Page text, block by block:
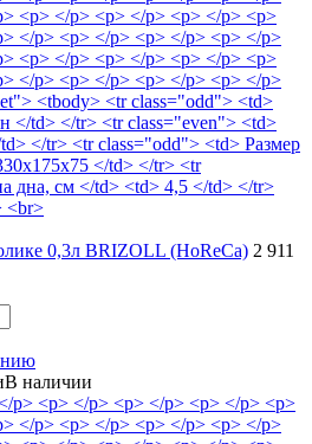
0,3л BRIZOLL (HoReCa) 2 911
В наличии